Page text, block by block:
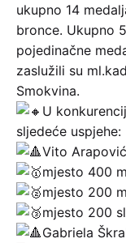
ukupno 14
bronce. Ukupno
pojedinačne
zaslužili su
Smokvina.
U
sljedeće uspjehe:
Vito Arapović
mjesto 400
mjesto 200
mjesto 200
Gabriela